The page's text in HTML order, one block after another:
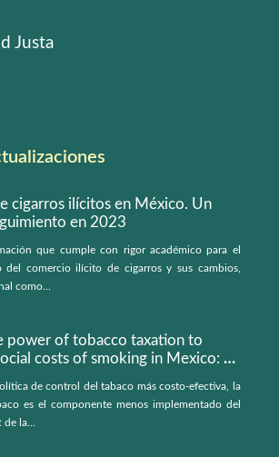
Justa
cigarros ilícitos en México. Un
en 2023
que cumple con rigor académico para el
del comercio ilícito de cigarros y sus cambios,
como...
power of tobacco taxation to
costs of smoking in Mexico: a
de control del tabaco más costo-efectiva, la
es el componente menos implementado del
la...